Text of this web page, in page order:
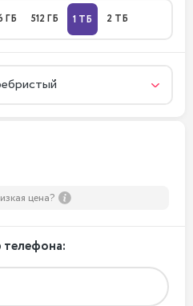
ГБ 512 ГБ 1 ТБ 2 ТБ
цена?